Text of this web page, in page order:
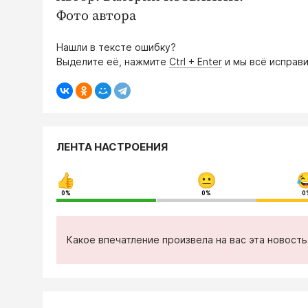
Фото автора
Нашли в тексте ошибку?
Выделите её, нажмите Ctrl + Enter и мы всё
ЛЕНТА НАСТРОЕНИЯ
0% 0%
Какое впечатление произвела на вас эта